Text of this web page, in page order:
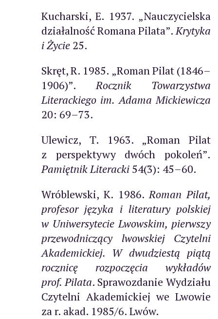
Kucharski, E. 1937. „Nauczycielska
działalność Romana Pilata”.Krytyka
i Życie 25.
Skręt, R. 1985. „Roman Pilat (1846–
1906)”.Rocznik Towarzystwa
Literackiego im. Adama Mickiewicza
20: 69–73.
Ulewicz, T. 1963. „Roman Pilat
z perspektywy dwóch pokoleń”.
Pamiętnik Literacki 54(3): 45–60.
Wróblewski, K. 1986.Roman Pilat,
profesor języka i literatury polskiej
w Uniwersytecie Lwowskim, pierwszy
przewodniczący lwowskiej Czytelni
Akademickiej. W dwudziestą piątą
rocznicę rozpoczęcia wykładów
prof. Pilata. Sprawozdanie Wydziału
Czytelni Akademickiej we Lwowie
za r. akad. 1985/6. Lwów.